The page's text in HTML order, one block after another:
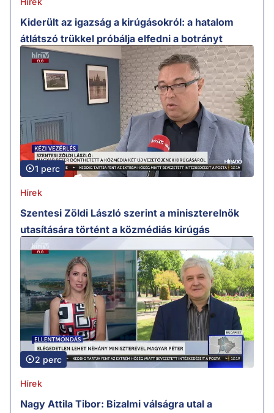
Kiderült az igazság a kirúgásokról: a hatalom
átlátszó trükkel próbálja elfedni a botrányt
1 perc
Hírek
Szentesi Zöldi László szerint a miniszterelnök
utasítására történt a közmédiás kirúgás
2 perc
Hírek
Nagy Attila Tibor: Bizalmi válságra utal a